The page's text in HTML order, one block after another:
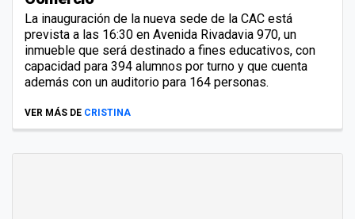
La inauguración de la nueva sede de la CAC está
prevista a las 16:30 en Avenida Rivadavia 970, un
inmueble que será destinado a fines educativos, con
capacidad para 394 alumnos por turno y que cuenta
además con un auditorio para 164 personas.
VER MÁS DE CRISTINA